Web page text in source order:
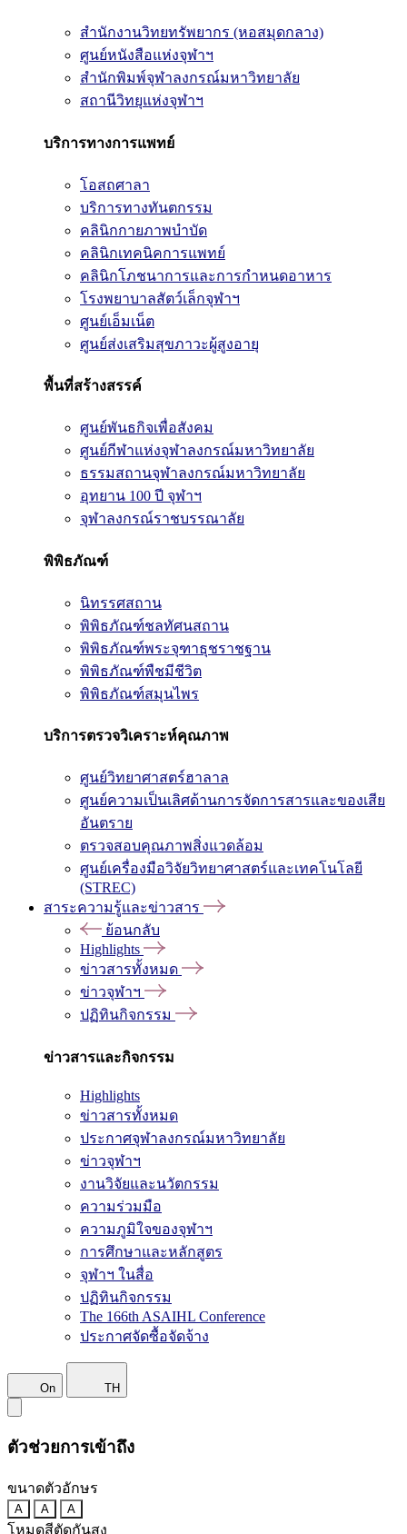
สำนักงานวิทยทรัพยากร (หอสมุดกลาง)
ศูนย์หนังสือแห่งจุฬาฯ
สำนักพิมพ์จุฬาลงกรณ์มหาวิทยาลัย
สถานีวิทยุแห่งจุฬาฯ
บริการทางการแพทย์
โอสถศาลา
บริการทางทันตกรรม
คลินิกกายภาพบำบัด
คลินิกเทคนิคการแพทย์
คลินิกโภชนาการและการกำหนดอาหาร
โรงพยาบาลสัตว์เล็กจุฬาฯ
ศูนย์เอ็มเน็ต
ศูนย์ส่งเสริมสุขภาวะผู้สูงอายุ
พื้นที่สร้างสรรค์
ศูนย์พันธกิจเพื่อสังคม
ศูนย์กีฬาแห่งจุฬาลงกรณ์มหาวิทยาลัย
ธรรมสถานจุฬาลงกรณ์มหาวิทยาลัย
อุทยาน 100 ปี จุฬาฯ
จุฬาลงกรณ์ราชบรรณาลัย
พิพิธภัณฑ์
นิทรรศสถาน
พิพิธภัณฑ์ชลทัศนสถาน
พิพิธภัณฑ์พระจุฑาธุชราชฐาน
พิพิธภัณฑ์พืชมีชีวิต
พิพิธภัณฑ์สมุนไพร
บริการตรวจวิเคราะห์คุณภาพ
ศูนย์วิทยาศาสตร์ฮาลาล
ศูนย์ความเป็นเลิศด้านการจัดการสารและของเสีย
อันตราย
ตรวจสอบคุณภาพสิ่งแวดล้อม
ศูนย์เครื่องมือวิจัยวิทยาศาสตร์และเทคโนโลยี
(STREC)
สาระความรู้และข่าวสาร
ย้อนกลับ
Highlights
ข่าวสารทั้งหมด
ข่าวจุฬาฯ
ปฏิทินกิจกรรม
ข่าวสารและกิจกรรม
Highlights
ข่าวสารทั้งหมด
ประกาศจุฬาลงกรณ์มหาวิทยาลัย
ข่าวจุฬาฯ
งานวิจัยและนวัตกรรม
ความร่วมมือ
ความภูมิใจของจุฬาฯ
การศึกษาและหลักสูตร
จุฬาฯ ในสื่อ
ปฏิทินกิจกรรม
The 166th ASAIHL Conference
ประกาศจัดซื้อจัดจ้าง
On TH
ตัวช่วยการเข้าถึง
ขนาดตัวอักษร
A A A
โหมดสีตัดกันสูง